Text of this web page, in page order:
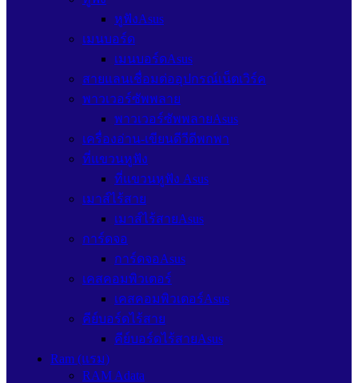
หูฟังAsus
เมนบอร์ด
เมนบอร์ดAsus
สายแลนเชื่อมต่ออุปกรณ์เน็ตเวิร์ค
พาวเวอร์ซัพพลาย
พาวเวอร์ซัพพลายAsus
เครื่องอ่าน-เขียนดีวีดีพกพา
ที่แขวนหูฟัง
ที่แขวนหูฟัง Asus
เมาส์ไร้สาย
เมาส์ไร้สายAsus
การ์ดจอ
การ์ดจอAsus
เคสคอมพิวเตอร์
เคสคอมพิวเตอร์Asus
คีย์บอร์ดไร้สาย
คีย์บอร์ดไร้สายAsus
Ram (แรม)
RAM Adata